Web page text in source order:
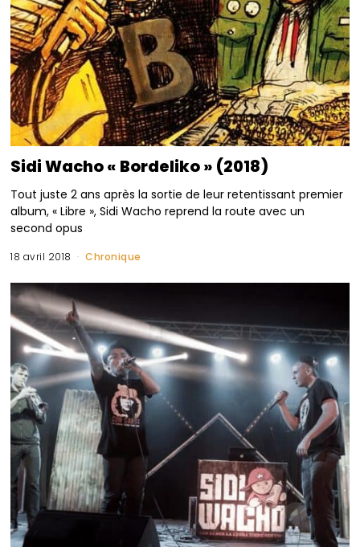
Sidi Wacho « Bordeliko » (2018)
Tout juste 2 ans après la sortie de leur retentissant premier
album, « Libre », Sidi Wacho reprend la route avec un
second opus
18 avril 2018 Chronique